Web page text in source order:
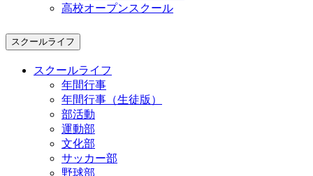
高校オープンスクール
スクールライフ
スクールライフ
年間行事
年間行事（生徒版）
部活動
運動部
文化部
サッカー部
野球部